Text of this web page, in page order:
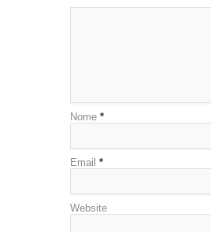
Nome *
Email *
Website